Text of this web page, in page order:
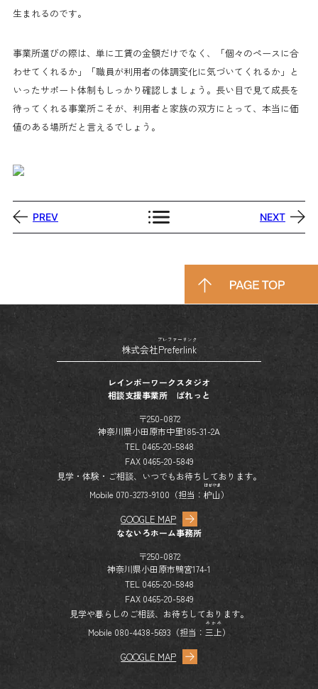
生まれるのです。
事業所選びの際は、単に工賃の金額だけでなく、「個々のペースに合
わせてくれるか」「職員が利用者の体調変化に気づいてくれるか」と
いったサポート体制もしっかり確認しましょう。長い目で見て成長を
待ってくれる事業所こそが、利用者と家族の双方にとって、本当に価
値のある場所だと言えるでしょう。
PREV NEXT
株式会社Preferlink
プレファーリンク
レインボーワークスタジオ
相談支援事業所 ぱれっと
〒250-0872
神奈川県小田原市中里185-31-2A
TEL 0465-20-5848
FAX 0465-20-5849
見学・体験・ご相談、いつでもお待ちしております。
Mobile 070-3273-9100（担当： 枦山
はぜやま
）
GOOGLE MAP
なないろホーム事務所
〒250-0872
神奈川県小田原市鴨宮174-1
TEL 0465-20-5848
FAX 0465-20-5849
見学や暮らしのご相談、お待ちしております。
Mobile 080-4438-5693（担当： 三上
みかみ
）
GOOGLE MAP